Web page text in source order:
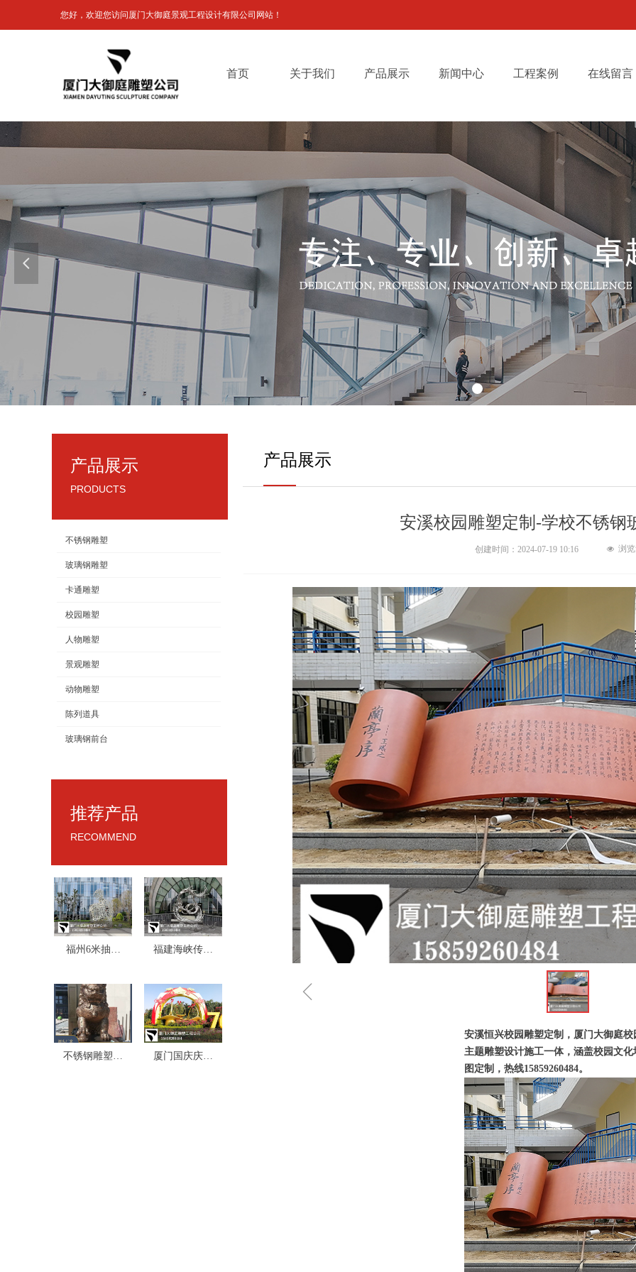
넳
首页 关于我们 产品展示 新闻中心 工程案例 在线留言
您好，欢迎您访问厦门大御庭景观工程设计有限公司网站！
产品展示
安溪校园雕塑定制-学校不锈钢
创建时间： 2024-07-19 10:16 넶 浏
ꁆ
安溪恒兴校园雕塑定制，厦门大御庭
主题雕塑设计施工一体，涵盖校园文
图定制，热线15859260484。
不锈钢雕塑
玻璃钢雕塑
卡通雕塑
校园雕塑
人物雕塑
景观雕塑
动物雕塑
陈列道具
玻璃钢前台
产品展示
PRODUCTS
推荐产品
RECOMMEND
福州6米抽象
塑定制-不锈钢
雕塑厂家制作
福建海峡传媒
案例
不锈钢雕塑定
厦门国庆庆典